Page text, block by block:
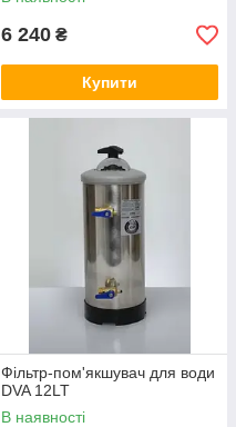
6 240 ₴
Купити
Фільтр-пом'якшувач для води
DVA 12LT
В наявності